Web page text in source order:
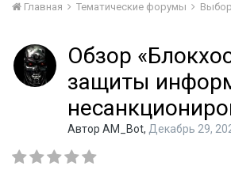
Главная Тематические форумы
Обзор
защиты
Автор AM_Bot, Декабрь 29,